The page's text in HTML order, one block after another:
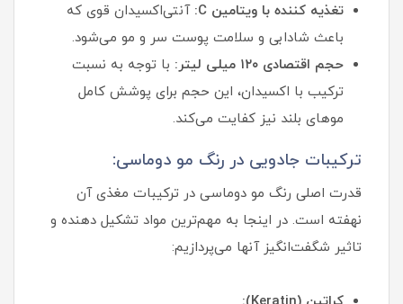
تغذیه کننده با ویتامین C:
آنتی‌اکسیدان قوی که
باعث شادابی و سلامت پوست سر و مو می‌شود.
حجم اقتصادی ۱۲۰ میلی لیتر:
با توجه به نسبت
ترکیب با اکسیدان، این حجم برای پوشش کامل
موهای بلند نیز کفایت می‌کند.
ترکیبات جادویی در رنگ مو دوماسی:
قدرت اصلی رنگ مو دوماسی در ترکیبات مغذی آن
نهفته است. در اینجا به مهم‌ترین مواد تشکیل دهنده و
تاثیر شگفت‌انگیز آنها می‌پردازیم: